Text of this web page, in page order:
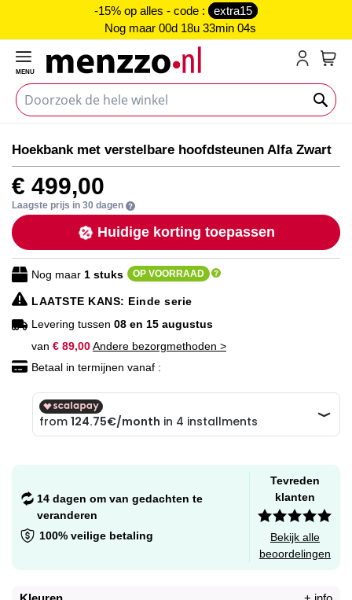
-15% op alles - code :
extra15
Nog maar 00d 18u 33min 03s
MENU
naar
het
einde
van
de
afbeeldingen-
gallerij
naar
het
begin
van
de
afbeeldingen-
gallerij
Hoekbank met verstelbare hoofdsteunen Alfa Zwart
€ 499,00
Laagste prijs in 30 dagen
Huidige korting toepassen
Nog maar 1 stuks OP VOORRAAD
LAATSTE KANS: Einde serie
Levering tussen 08 en 15 augustus
van € 89,00Andere bezorgmethoden >
Betaal in termijnen vanaf :
14 dagen om van gedachten te
veranderen
100% veilige betaling
Tevreden
klanten
Bekijk alle
beoordelingen